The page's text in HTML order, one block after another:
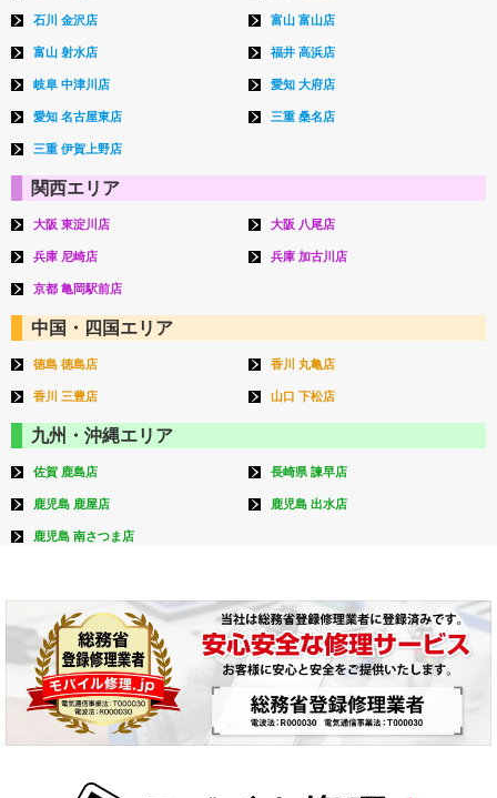
石川 金沢店 富山 富山店
富山 射水店 福井 高浜店
岐阜 中津川店 愛知 大府店
愛知 名古屋東店 三重 桑名店
三重 伊賀上野店
関西エリア
大阪 東淀川店 大阪 八尾店
兵庫 尼崎店 兵庫 加古川店
京都 亀岡駅前店
中国・四国エリア
徳島 徳島店 香川 丸亀店
香川 三豊店 山口 下松店
九州・沖縄エリア
佐賀 鹿島店 長崎県 諫早店
鹿児島 鹿屋店 鹿児島 出水店
鹿児島 南さつま店